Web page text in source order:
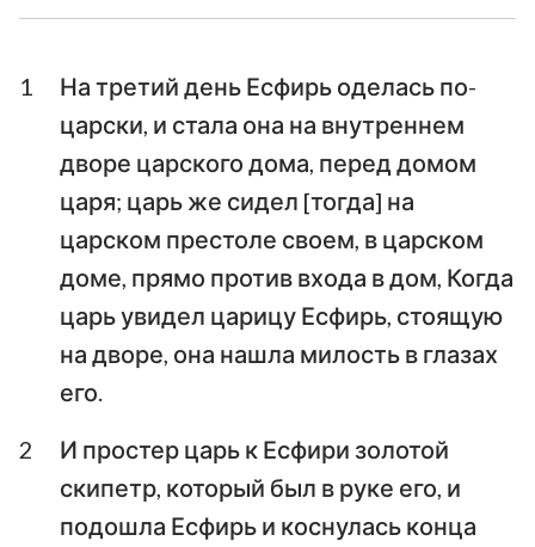
Есфирь Иов
Псалтирь Притчи
Екклесиаст Песни Песней
Исаия Иеремия
Плач Иеремии Иезекииль
Даниил Осия
Авдия Иона
Михей Наум
1
На третий день Есфирь оделась по-
царски, и стала она на внутреннем
дворе царского дома, перед домом
царя; царь же сидел [тогда] на
царском престоле своем, в царском
доме, прямо против входа в дом, Когда
царь увидел царицу Есфирь, стоящую
на дворе, она нашла милость в глазах
его.
2
И простер царь к Есфири золотой
скипетр, который был в руке его, и
подошла Есфирь и коснулась конца